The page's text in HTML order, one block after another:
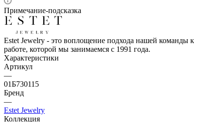
Примечание-подсказка
Estet Jewelry - это воплощение подхода нашей команды к
работе, которой мы занимаемся с 1991 года.
Характеристики
Артикул
—
01Б730115
Бренд
—
Estet Jewelry
Коллекция